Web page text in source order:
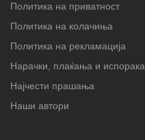
Политика на приватност
Политика на колачиња
Политика на рекламација
Нарачки, плаќања и испорака
Најчести прашања
Наши автори